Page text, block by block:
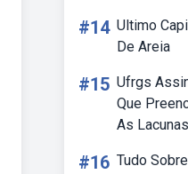
#14 Ultimo
De Areia
#15 Ufrgs
Que
As Lacunas
#16 Tudo